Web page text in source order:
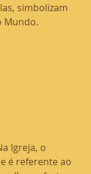
simbolizam
Mundo.
Igreja, o
é referente ao